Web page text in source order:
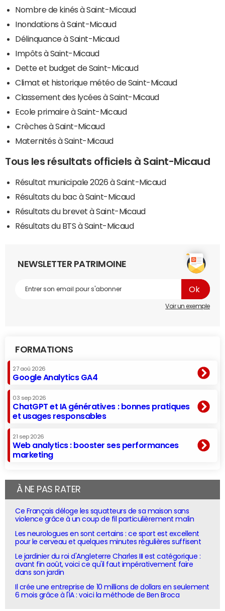
Nombre de kinés à Saint-Micaud
Inondations à Saint-Micaud
Délinquance à Saint-Micaud
Impôts à Saint-Micaud
Dette et budget de Saint-Micaud
Climat et historique météo de Saint-Micaud
Classement des lycées à Saint-Micaud
Ecole primaire à Saint-Micaud
Crèches à Saint-Micaud
Maternités à Saint-Micaud
Tous les résultats officiels à Saint-Micaud
Résultat municipale 2026 à Saint-Micaud
Résultats du bac à Saint-Micaud
Résultats du brevet à Saint-Micaud
Résultats du BTS à Saint-Micaud
NEWSLETTER PATRIMOINE
Voir un exemple
FORMATIONS
27 aoû 2026
Google Analytics GA4
03 sep 2026
ChatGPT et IA génératives : bonnes pratiques
et usages responsables
21 sep 2026
Web analytics : booster ses performances
marketing
À NE PAS RATER
Ce Français déloge les squatteurs de sa maison sans
violence grâce à un coup de fil particulièrement malin
Les neurologues en sont certains : ce sport est excellent
pour le cerveau et quelques minutes régulières suffisent
Le jardinier du roi d'Angleterre Charles III est catégorique :
avant fin août, voici ce qu'il faut impérativement faire
dans son jardin
Il crée une entreprise de 10 millions de dollars en seulement
6 mois grâce à l'IA : voici la méthode de Ben Broca